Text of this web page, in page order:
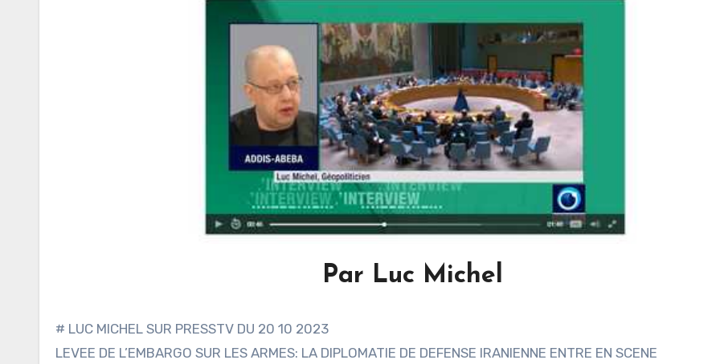
Par Luc Michel
# LUC MICHEL SUR PRESSTV DU 20 10 2023
LEVEE DE L’EMBARGO SUR LES ARMES: LA DIPLOMATIE DE DEFENSE IRANIENNE ENTRE EN SCENE